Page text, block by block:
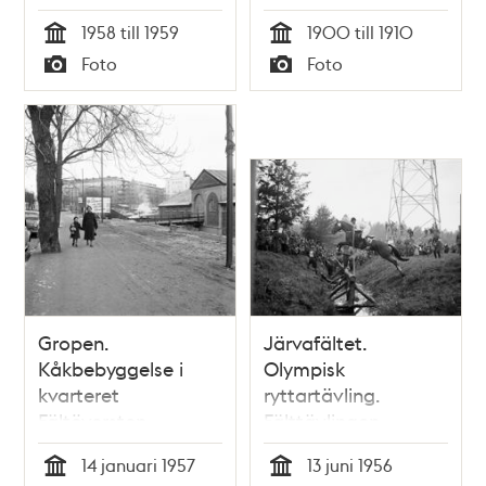
vid Valla Torg i
Årsta.
Tid
1958 till 1959
Typ
Foto
står "Föreningen för
bistånd åt lytta och
vanföra i
Stockholm".
Tid
1900 till 1910
Typ
Foto
Gropen.
Kåkbebyggelse i
kvarteret
Fältöversten,
korsningen Erik
Dalbergsallén/Valhallavägen
14 januari 1957
Järvafältet.
Olympisk
ryttartävling.
Fälttävlingen
uthållighetsprov
hade en hög
13 juni 1956